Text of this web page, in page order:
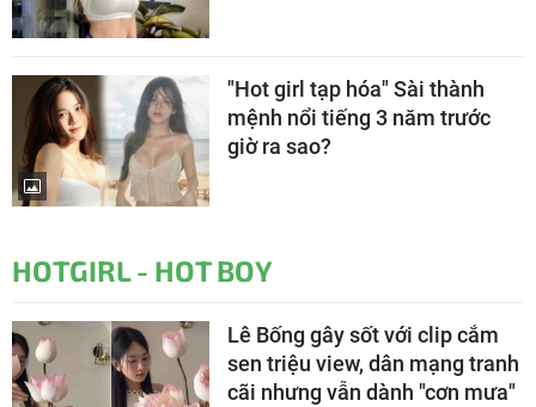
"Hot girl tạp hóa" Sài thành
mệnh nổi tiếng 3 năm trước
giờ ra sao?
HOTGIRL - HOT BOY
Lê Bống gây sốt với clip cắm
sen triệu view, dân mạng tranh
cãi nhưng vẫn dành "cơn mưa"